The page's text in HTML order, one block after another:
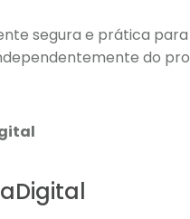
segura e prática
do